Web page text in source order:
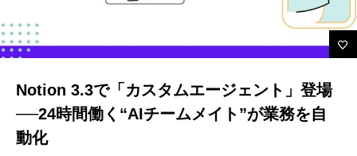
Notion 3.3で「カスタムエージェント」登場
──24時間働く“AIチームメイト”が業務を自
動化